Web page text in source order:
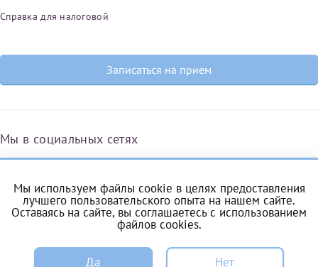
Справка для налоговой
Записаться на прием
Мы в социальных сетях
Вконтакте ОдноклассникиЯндекс.Дзен Telegram Max
Комендантский проспект, 53/1A
Мы используем файлы cookie в целях предоставления
лучшего пользовательского опыта на нашем сайте.
Оставаясь на сайте, вы соглашаетесь с использованием
файлов cookies.
Да Нет
ЗАПИСЬ